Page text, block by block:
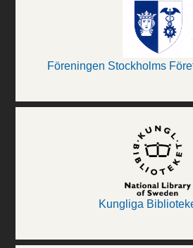
Föreningen Stockholms
Kungliga